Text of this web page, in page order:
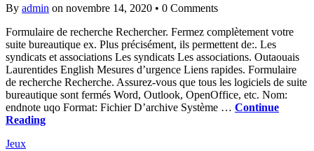
By admin on novembre 14, 2020 • 0 Comments
Formulaire de recherche Rechercher. Fermez complètement votre
suite bureautique ex. Plus précisément, ils permettent de:. Les
syndicats et associations Les syndicats Les associations. Outaouais
Laurentides English Mesures d’urgence Liens rapides. Formulaire
de recherche Recherche. Assurez-vous que tous les logiciels de suite
bureautique sont fermés Word, Outlook, OpenOffice, etc. Nom:
endnote uqo Format: Fichier D’archive Système … Continue
Reading
Jeux